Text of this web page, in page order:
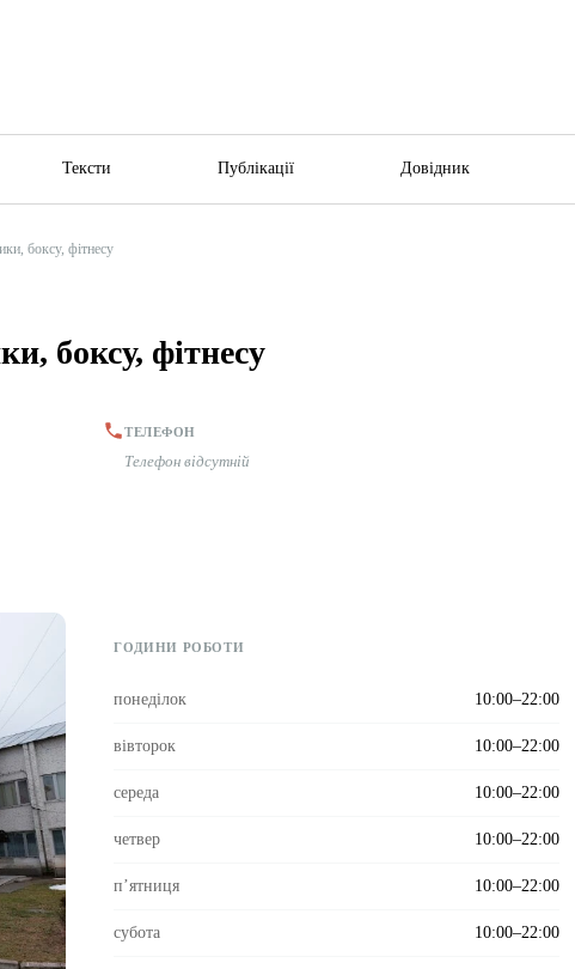
Тексти Публікації Довідник
боксу, фітнесу
боксу, фітнесу
ТЕЛЕФОН
Телефон відсутній
ГОДИНИ РОБОТИ
понеділок 10:00–22:00
вівторок 10:00–22:00
середа 10:00–22:00
четвер 10:00–22:00
пʼятниця 10:00–22:00
субота 10:00–22:00